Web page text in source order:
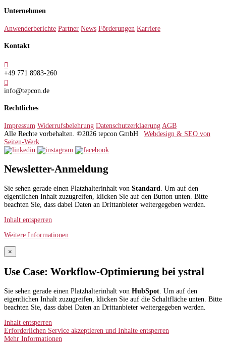
Unternehmen
Anwenderberichte Partner News Förderungen Karriere
Kontakt

+49 771 8983-260

info@tepcon.de
Rechtliches
Impressum Widerrufsbelehrung Datenschutzerklaerung AGB
Alle Rechte vorbehalten. ©2026 tepcon GmbH | Webdesign & SEO von
Seiten-Werk
Newsletter-Anmeldung
Sie sehen gerade einen Platzhalterinhalt von Standard
. Um auf den
eigentlichen Inhalt zuzugreifen, klicken Sie auf den Button unten. Bitte
beachten Sie, dass dabei Daten an Drittanbieter weitergegeben werden.
Inhalt entsperren
Weitere Informationen
×
Use Case: Workflow-Optimierung bei ystral
Sie sehen gerade einen Platzhalterinhalt von HubSpot . Um auf den
eigentlichen Inhalt zuzugreifen, klicken Sie auf die Schaltfläche unten. Bitte
beachten Sie, dass dabei Daten an Drittanbieter weitergegeben werden.
Inhalt entsperren
Erforderlichen Service akzeptieren und Inhalte entsperren
Mehr Informationen